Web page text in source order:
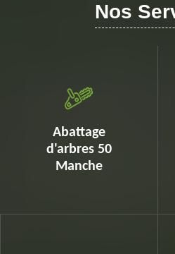
Nos
Abattage
d'arbres 50
Manche